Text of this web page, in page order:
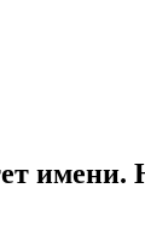
имени.